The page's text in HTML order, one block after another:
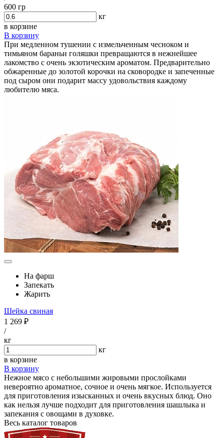
600 гр
кг
в корзине
В корзину
При медленном тушении с измельченным чесноком и
тимьяном бараньи голяшки превращаются в нежнейшее
лакомство с очень экзотическим ароматом. Предварительно
обжаренные до золотой корочки на сковородке и запеченные
под сыром они подарит массу удовольствия каждому
любителю мяса.
На фарш
Запекать
Жарить
Шейка свиная
1 269 ₽
/
кг
кг
в корзине
В корзину
Нежное мясо с небольшими жировыми прослойками
невероятно ароматное, сочное и очень мягкое. Используется
для приготовления изысканных и очень вкусных блюд. Оно
как нельзя лучше подходит для приготовления шашлыка и
запекания с овощами в духовке.
Весь каталог товаров